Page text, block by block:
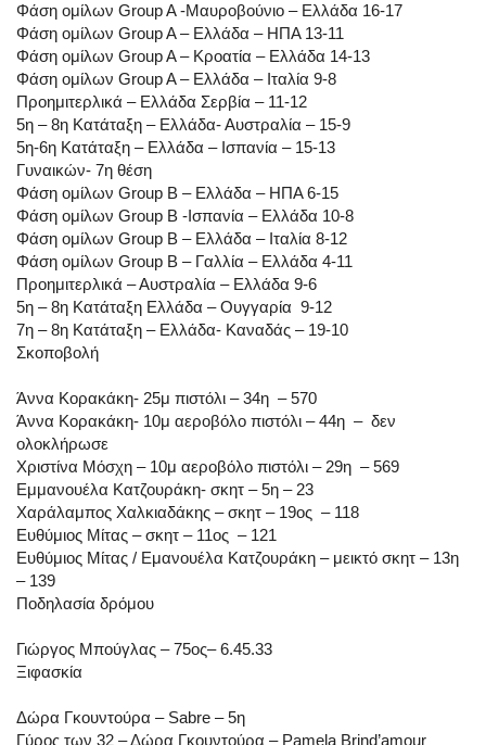
Φάση ομίλων Group A -Μαυροβούνιο – Ελλάδα 16-17
Φάση ομίλων Group A – Ελλάδα – ΗΠΑ 13-11
Φάση ομίλων Group A – Κροατία – Ελλάδα 14-13
Φάση ομίλων Group A – Ελλάδα – Ιταλία 9-8
Προημιτερλικά – Ελλάδα Σερβία – 11-12
5η – 8η Κατάταξη – Ελλάδα- Αυστραλία – 15-9
5η-6η Κατάταξη – Ελλάδα – Ισπανία – 15-13
Γυναικών- 7η θέση
Φάση ομίλων Group Β – Ελλάδα – ΗΠΑ 6-15
Φάση ομίλων Group Β -Ισπανία – Ελλάδα 10-8
Φάση ομίλων Group Β – Ελλάδα – Ιταλία 8-12
Φάση ομίλων Group Β – Γαλλία – Ελλάδα 4-11
Προημιτερλικά – Αυστραλία – Ελλάδα 9-6
5η – 8η Κατάταξη Ελλάδα – Ουγγαρία 9-12
7η – 8η Κατάταξη – Ελλάδα- Καναδάς – 19-10
Σκοποβολή
Άννα Κορακάκη- 25μ πιστόλι – 34η – 570
Άννα Κορακάκη- 10μ αεροβόλο πιστόλι – 44η – δεν
ολοκλήρωσε
Χριστίνα Μόσχη – 10μ αεροβόλο πιστόλι – 29η – 569
Εμμανουέλα Κατζουράκη- σκητ – 5η – 23
Χαράλαμπος Χαλκιαδάκης – σκητ – 19ος – 118
Ευθύμιος Μίτας – σκητ – 11ος – 121
Ευθύμιος Μίτας / Εμανουέλα Κατζουράκη – μεικτό σκητ – 13η
– 139
Ποδηλασία δρόμου
Γιώργος Μπούγλας – 75ος– 6.45.33
Ξιφασκία
Δώρα Γκουντούρα – Sabre – 5η
Γύρος των 32 – Δώρα Γκουντούρα – Pamela Brind’amour